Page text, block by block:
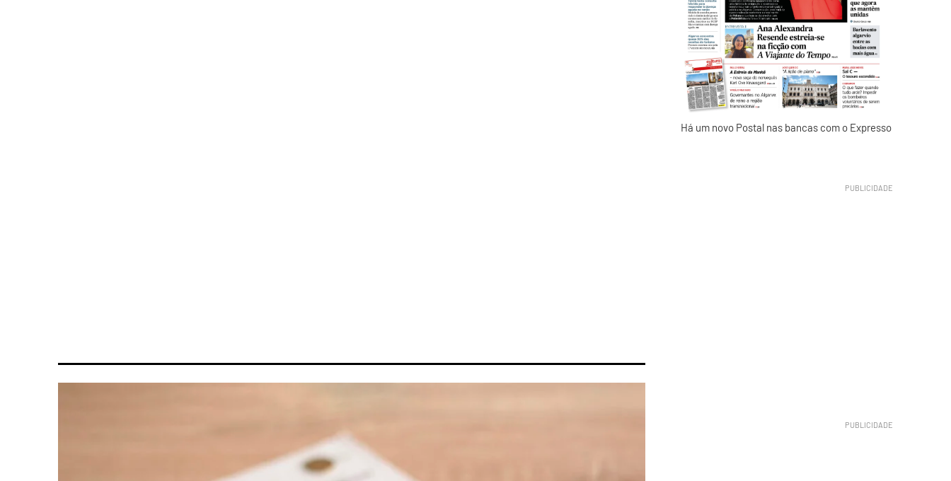
Há um novo Postal nas bancas com o Expresso